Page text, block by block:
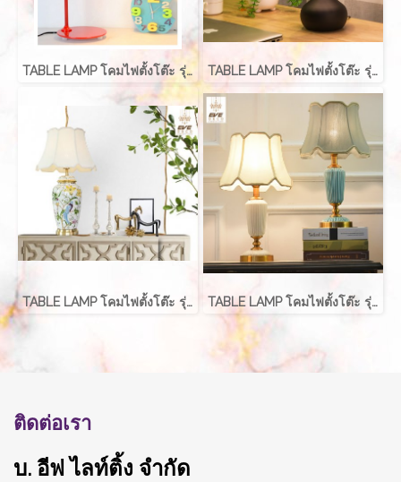
TABLE LAMP โคมไฟตั้งโต๊ะ รุ่น EVE-00215 TABLE LAMP โคมไฟตั้งโต๊ะ รุ่น EVE-00212
TABLE LAMP โคมไฟตั้งโต๊ะ รุ่น EVE-00227 TABLE LAMP โคมไฟตั้งโต๊ะ รุ่น EVE-00239
ติดต่อเรา
บ. อีฟ ไลท์ติ้ง จำกัด